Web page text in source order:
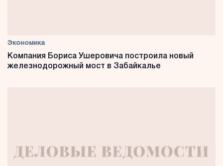
Экономика
Компания Бориса Ушеровича построила новый
железнодорожный мост в Забайкалье